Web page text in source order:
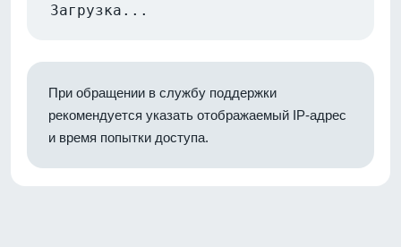
Загрузка...
При обращении в службу поддержки
рекомендуется указать отображаемый IP-адрес
и время попытки доступа.